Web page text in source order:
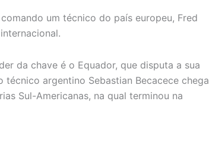
um técnico do país europeu, Fred
da chave é o Equador, que disputa a sua
argentino Sebastian Becacece chega
Sul-Americanas, na qual terminou na